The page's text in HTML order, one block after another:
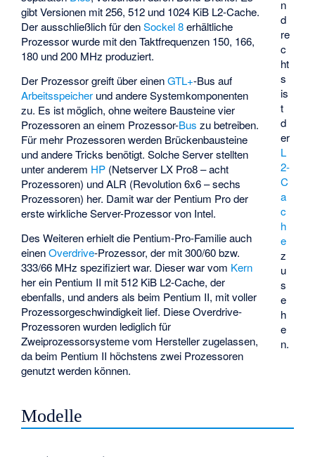
n
d
re
c
ht
s
is
t
d
er
L
2-
C
a
c
h
e
z
u
s
e
h
e
n.
gibt Versionen mit 256, 512 und 1024 KiB L2-Cache.
Der ausschließlich für denSockel 8erhältliche
Prozessor wurde mit den Taktfrequenzen 150, 166,
180 und 200 MHz produziert.
Der Prozessor greift über einenGTL+-Bus auf
Arbeitsspeicher und andere Systemkomponenten
zu. Es ist möglich, ohne weitere Bausteine vier
Prozessoren an einem Prozessor-Bus zu betreiben.
Für mehr Prozessoren werden Brückenbausteine
und andere Tricks benötigt. Solche Server stellten
unter anderem HP (Netserver LX Pro8 – acht
Prozessoren) undALR (Revolution 6x6 – sechs
Prozessoren) her. Damit war der Pentium Pro der
erste wirkliche Server-Prozessor von Intel.
Des Weiteren erhielt die Pentium-Pro-Familie auch
einenOverdrive-Prozessor, der mit 300/60 bzw.
333/66 MHz spezifiziert war. Dieser war vom Kern
her ein Pentium II mit 512 KiB L2-Cache, der
ebenfalls, und anders als beim Pentium II, mit voller
Prozessorgeschwindigkeit lief. Diese Overdrive-
Prozessoren wurden lediglich für
Zweiprozessorsysteme vom Hersteller zugelassen,
da beim Pentium II höchstens zwei Prozessoren
genutzt werden können.
Modelle